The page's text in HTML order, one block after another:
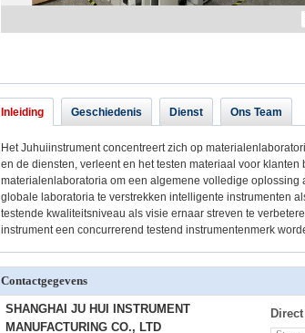
Inleiding Geschiedenis Dienst Ons Team
Het Juhuiinstrument concentreert zich op
en de diensten, verleent en het testen materiaal voor
materialenlaboratoria om een algemene volledige oplossing
globale laboratoria te verstrekken intelligente instrumenten
testende kwaliteitsniveau als visie ernaar streven te
instrument een concurrerend testend instrumentenmerk
Contactgegevens
SHANGHAI JU HUI INSTRUMENT
MANUFACTURING CO., LTD